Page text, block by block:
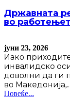
Државната
во
јуни 23, 2026
Иако
инвалидско
доволни да ги
во Македонија,...
Повеќе...